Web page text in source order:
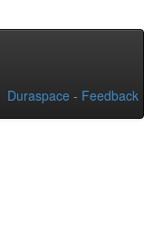
Duraspace - Feedback